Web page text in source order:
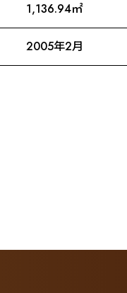
1,136.94㎡
2005年2月